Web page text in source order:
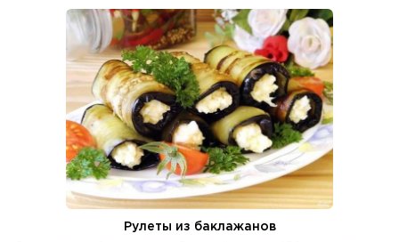
Рулеты из баклажанов